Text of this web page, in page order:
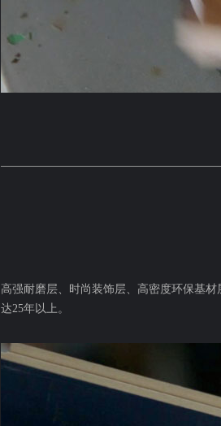
高强耐磨层、时尚装饰层、高密度环保基
达25年以上。